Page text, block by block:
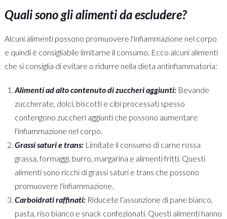
Quali sono gli alimenti da escludere?
Alcuni alimenti possono promuovere l'infiammazione nel corpo
e quindi è consigliabile limitarne il consumo. Ecco alcuni alimenti
che si consiglia di evitare o ridurre nella dieta antinfiammatoria:
Alimenti ad alto contenuto di zuccheri aggiunti: Bevande
zuccherate, dolci, biscotti e cibi processati spesso
contengono zuccheri aggiunti che possono aumentare
l'infiammazione nel corpo.
Grassi saturi e trans:Limitate il consumo di carne rossa
grassa, formaggi, burro, margarina e alimenti fritti. Questi
alimenti sono ricchi di grassi saturi e trans che possono
promuovere l'infiammazione.
Carboidrati raffinati:Riducete l'assunzione di pane bianco,
pasta, riso bianco e snack confezionati. Questi alimenti hanno